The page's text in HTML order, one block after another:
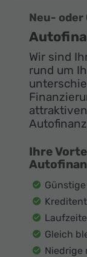
Neu-
Wir sind
rund um
Ihre
Gleich
Niedrige